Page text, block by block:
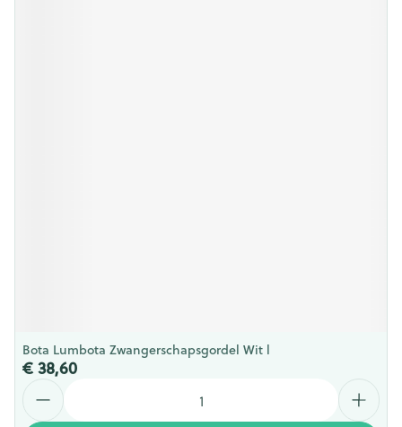
Bota Lumbota Zwangerschapsgordel Wit l
€ 38,60